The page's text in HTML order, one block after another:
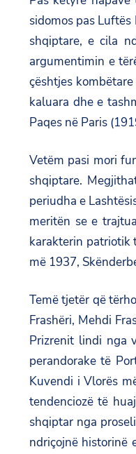
sidomos pas
shqiptare, e cila
argumentimin e
çështjes
kaluara dhe e
Paqes në Paris
Vetëm pasi mori
shqiptare.
periudha e
meritën se e
karakterin patriotik
më 1937,
Temë tjetër që
Frashëri, Mehdi
Prizrenit lindi nga
perandorake të
Kuvendi i Vlorës
tendenciozë të
shqiptar nga
ndriçojnë historinë